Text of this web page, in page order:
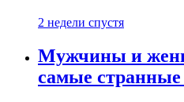
2 недели спустя
Мужчины и
самые